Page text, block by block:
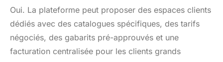
Oui. La plateforme peut proposer des espaces clients
dédiés avec des catalogues spécifiques, des tarifs
négociés, des gabarits pré-approuvés et une
facturation centralisée pour les clients grands